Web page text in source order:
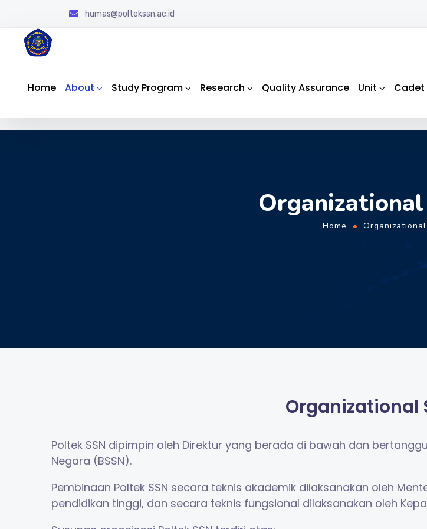
humas@poltekssn.ac.id
Home About Study Program Research Quality Assurance Unit Cadet
Home
Organizational
Poltek SSN dipimpin oleh Direktur yang berada di bawah dan
Negara (BSSN).
Pembinaan Poltek SSN secara teknis akademik dilaksanakan oleh
pendidikan tinggi, dan secara teknis fungsional dilaksanakan oleh